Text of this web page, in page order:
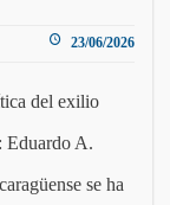
23/06/2026
del exilio
Eduardo A.
se ha